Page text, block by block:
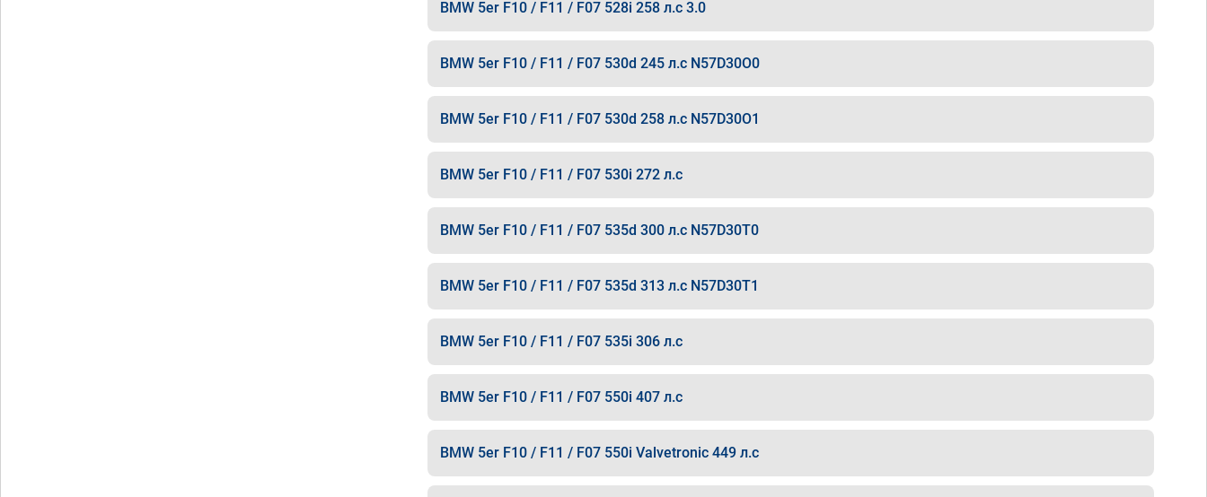
BMW 5er F10 / F11 / F07 528i 258 л.с 3.0
BMW 5er F10 / F11 / F07 530d 245 л.с N57D30O0
BMW 5er F10 / F11 / F07 530d 258 л.с N57D30O1
BMW 5er F10 / F11 / F07 530i 272 л.с
BMW 5er F10 / F11 / F07 535d 300 л.с N57D30T0
BMW 5er F10 / F11 / F07 535d 313 л.с N57D30T1
BMW 5er F10 / F11 / F07 535i 306 л.с
BMW 5er F10 / F11 / F07 550i 407 л.с
BMW 5er F10 / F11 / F07 550i Valvetronic 449 л.с